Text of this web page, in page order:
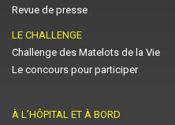
Revue de presse
LE CHALLENGE
Challenge des Matelots de la Vie
Le concours pour participer
À L’HÔPITAL ET À BORD